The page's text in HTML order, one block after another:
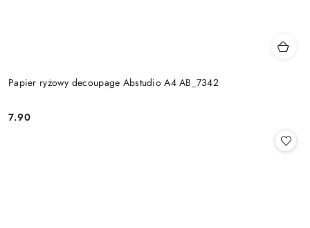
Papier ryżowy decoupage Abstudio A4 AB_7342
Cena:
7.90